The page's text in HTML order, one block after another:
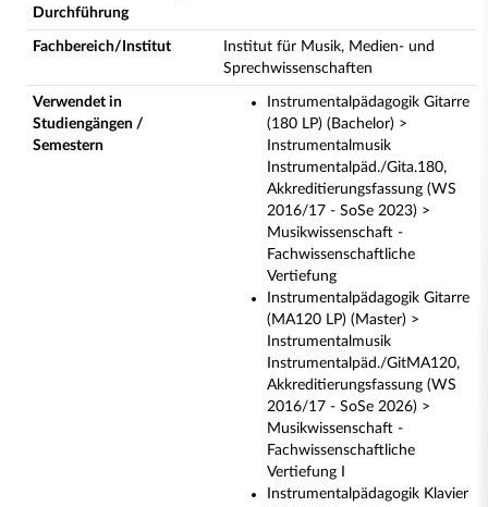
Durchführung
Fachbereich/Institut
Institut für Musik, Medien- und
Sprechwissenschaften
Verwendet in
Studiengängen /
Semestern
Instrumentalpädagogik Gitarre
(180 LP) (Bachelor) >
Instrumentalmusik
Instrumentalpäd./Gita.180,
Akkreditierungsfassung (WS
2016/17 - SoSe 2023) >
Musikwissenschaft -
Fachwissenschaftliche
Vertiefung
Instrumentalpädagogik Gitarre
(MA120 LP) (Master) >
Instrumentalmusik
Instrumentalpäd./GitMA120,
Akkreditierungsfassung (WS
2016/17 - SoSe 2026) >
Musikwissenschaft -
Fachwissenschaftliche
Vertiefung I
Instrumentalpädagogik Klavier